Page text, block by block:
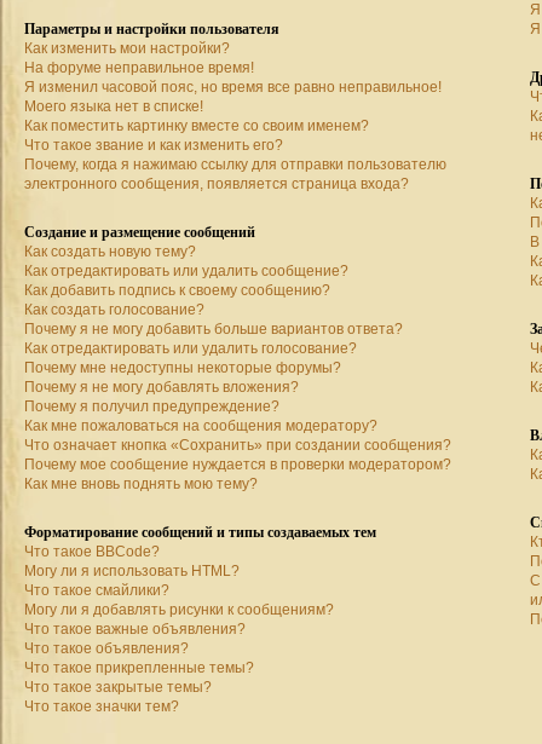
Параметры и настройки пользователя
Как изменить мои настройки?
На форуме неправильное время!
Я изменил часовой пояс, но время все равно неправильное!
Моего языка нет в списке!
Как поместить картинку вместе со своим именем?
Что такое звание и как изменить его?
Почему, когда я нажимаю ссылку для отправки пользователю
электронного сообщения, появляется страница входа?
Создание и размещение сообщений
Как создать новую тему?
Как отредактировать или удалить сообщение?
Как добавить подпись к своему сообщению?
Как создать голосование?
Почему я не могу добавить больше вариантов ответа?
Как отредактировать или удалить голосование?
Почему мне недоступны некоторые форумы?
Почему я не могу добавлять вложения?
Почему я получил предупреждение?
Как мне пожаловаться на сообщения модератору?
Что означает кнопка «Сохранить» при создании сообщения?
Почему мое сообщение нуждается в проверки модератором?
Как мне вновь поднять мою тему?
Форматирование сообщений и типы создаваемых тем
Что такое BBCode?
Могу ли я использовать HTML?
Что такое смайлики?
Могу ли я добавлять рисунки к сообщениям?
Что такое важные объявления?
Что такое объявления?
Что такое прикрепленные темы?
Что такое закрытые темы?
Что такое значки тем?
Я
Я
С